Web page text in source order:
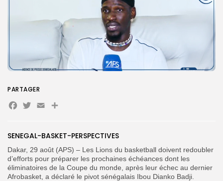
for:
FR
SENEGAL-BASKET-PERSPECTIVES
Dakar, 29 août (APS) – Les Lions du basketball doivent redoubler
d’efforts pour préparer les prochaines échéances dont les
éliminatoires de la Coupe du monde, après leur échec au dernier
Afrobasket, a déclaré le pivot sénégalais Ibou Dianko Badji.
PARTAGER
Facebook
Twitter
EmailPartager